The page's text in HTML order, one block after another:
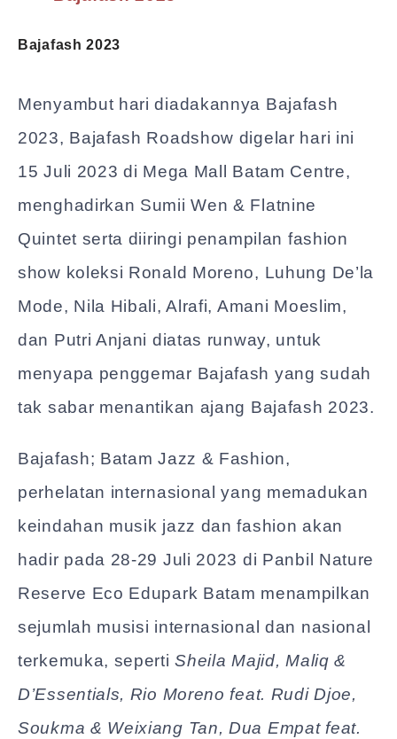
Bajafash 2023
Menyambut hari diadakannya Bajafash
2023, Bajafash Roadshow digelar hari ini
15 Juli 2023 di Mega Mall Batam Centre,
menghadirkan Sumii Wen & Flatnine
Quintet serta diiringi penampilan fashion
show koleksi Ronald Moreno, Luhung De’la
Mode, Nila Hibali, Alrafi, Amani Moeslim,
dan Putri Anjani diatas runway, untuk
menyapa penggemar Bajafash yang sudah
tak sabar menantikan ajang Bajafash 2023.
Bajafash; Batam Jazz & Fashion,
perhelatan internasional yang memadukan
keindahan musik jazz dan fashion akan
hadir pada 28-29 Juli 2023 di Panbil Nature
Reserve Eco Edupark Batam menampilkan
sejumlah musisi internasional dan nasional
terkemuka, sepertiSheila Majid, Maliq &
D’Essentials, Rio Moreno feat. Rudi Djoe,
Soukma & Weixiang Tan, Dua Empat feat.